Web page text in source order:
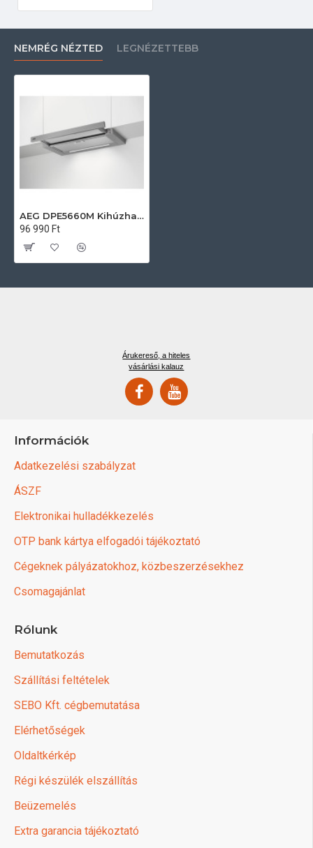
NEMRÉG NÉZTED LEGNÉZETTEBB
AEG DPE5660M Kihúzható páraelszívó
96 990 Ft
Árukereső, a hiteles
vásárlási kalauz
Információk
Adatkezelési szabályzat
ÁSZF
Elektronikai hulladékkezelés
OTP bank kártya elfogadói tájékoztató
Cégeknek pályázatokhoz, közbeszerzésekhez
Csomagajánlat
Rólunk
Bemutatkozás
Szállítási feltételek
SEBO Kft. cégbemutatása
Elérhetőségek
Oldaltkérkép
Régi készülék elszállítás
Beüzemelés
Extra garancia tájékoztató